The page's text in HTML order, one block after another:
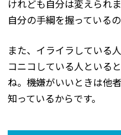
けれども自分は変えられま
自分の手綱を握っている
また、イライラしている
コニコしている人といる
ね。機嫌がいいときは他
知っているからです。